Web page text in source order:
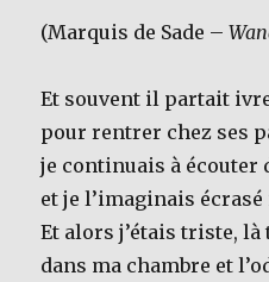
(Marquis de Sade –
Et souvent il partait
pour rentrer chez ses
je continuais à écouter
et je l’imaginais
Et alors j’étais triste, là
dans ma chambre et